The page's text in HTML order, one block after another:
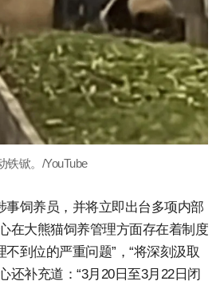
锨。/YouTube
事饲养员，并将立即出台多项内部
在大熊猫饲养管理方面存在着制度
到位的严重问题”，“将深刻汲取
还补充道：“3月20日至3月22日闭